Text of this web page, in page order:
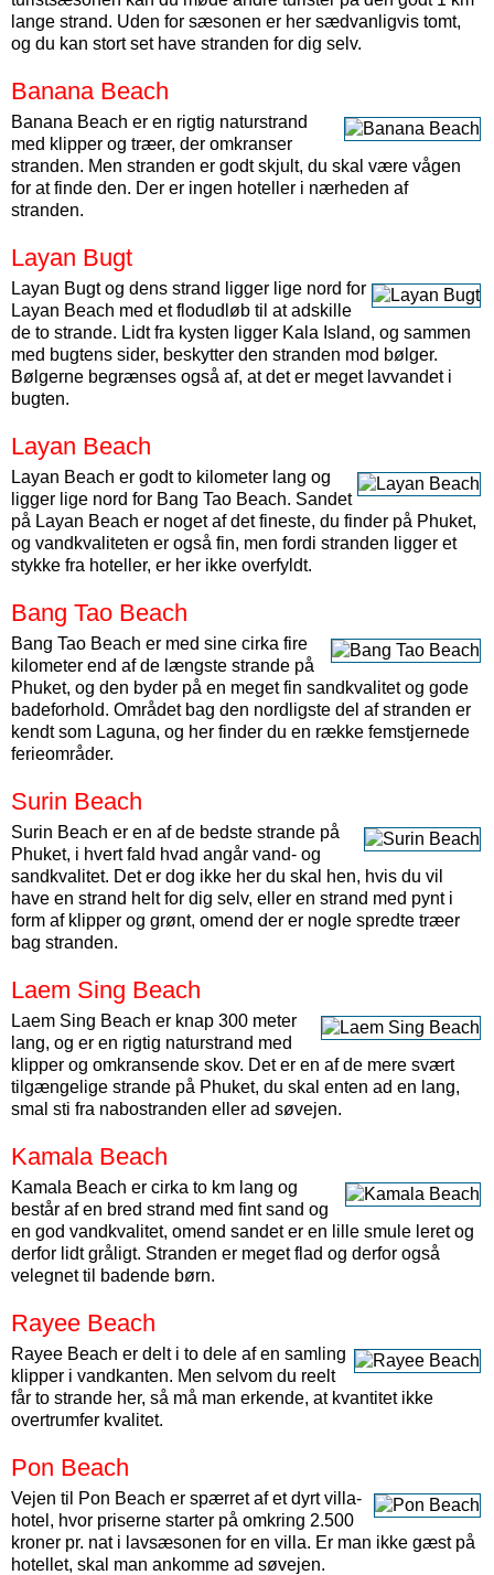
lange strand. Uden for sæsonen er her sædvanligvis tomt,
og du kan stort set have stranden for dig selv.
Banana Beach
Banana Beach er en rigtig naturstrand
med klipper og træer, der omkranser
stranden. Men stranden er godt skjult, du skal være vågen
for at finde den. Der er ingen hoteller i nærheden af
stranden.
Layan Bugt
Layan Bugt og dens strand ligger lige nord for
Layan Beach med et flodudløb til at adskille
de to strande. Lidt fra kysten ligger Kala Island, og sammen
med bugtens sider, beskytter den stranden mod bølger.
Bølgerne begrænses også af, at det er meget lavvandet i
bugten.
Layan Beach
Layan Beach er godt to kilometer lang og
ligger lige nord for Bang Tao Beach. Sandet
på Layan Beach er noget af det fineste, du finder på Phuket,
og vandkvaliteten er også fin, men fordi stranden ligger et
stykke fra hoteller, er her ikke overfyldt.
Bang Tao Beach
Bang Tao Beach er med sine cirka fire
kilometer end af de længste strande på
Phuket, og den byder på en meget fin sandkvalitet og gode
badeforhold. Området bag den nordligste del af stranden er
kendt som Laguna, og her finder du en række femstjernede
ferieområder.
Surin Beach
Surin Beach er en af de bedste strande på
Phuket, i hvert fald hvad angår vand- og
sandkvalitet. Det er dog ikke her du skal hen, hvis du vil
have en strand helt for dig selv, eller en strand med pynt i
form af klipper og grønt, omend der er nogle spredte træer
bag stranden.
Laem Sing Beach
Laem Sing Beach er knap 300 meter
lang, og er en rigtig naturstrand med
klipper og omkransende skov. Det er en af de mere svært
tilgængelige strande på Phuket, du skal enten ad en lang,
smal sti fra nabostranden eller ad søvejen.
Kamala Beach
Kamala Beach er cirka to km lang og
består af en bred strand med fint sand og
en god vandkvalitet, omend sandet er en lille smule leret og
derfor lidt gråligt. Stranden er meget flad og derfor også
velegnet til badende børn.
Rayee Beach
Rayee Beach er delt i to dele af en samling
klipper i vandkanten. Men selvom du reelt
får to strande her, så må man erkende, at kvantitet ikke
overtrumfer kvalitet.
Pon Beach
Vejen til Pon Beach er spærret af et dyrt villa-
hotel, hvor priserne starter på omkring 2.500
kroner pr. nat i lavsæsonen for en villa. Er man ikke gæst på
hotellet, skal man ankomme ad søvejen.